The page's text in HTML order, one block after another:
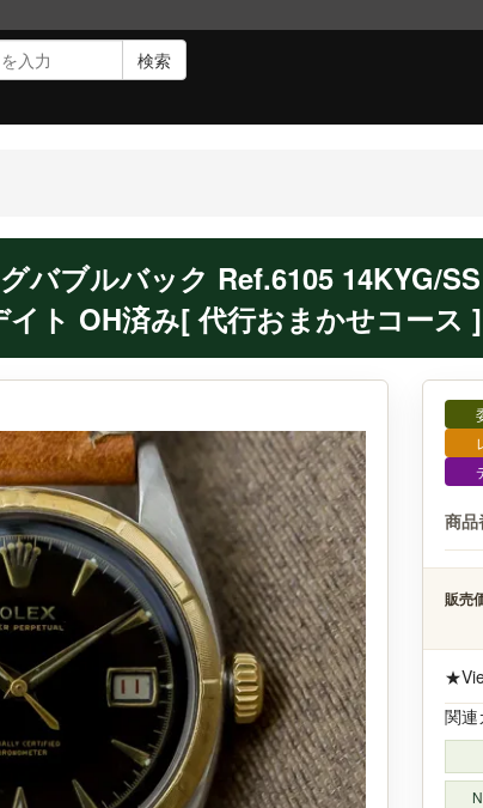
検索
バブルバック Ref.6105 14KYG/
ト OH済み[ 代行おまかせコース
商品
販売
関連